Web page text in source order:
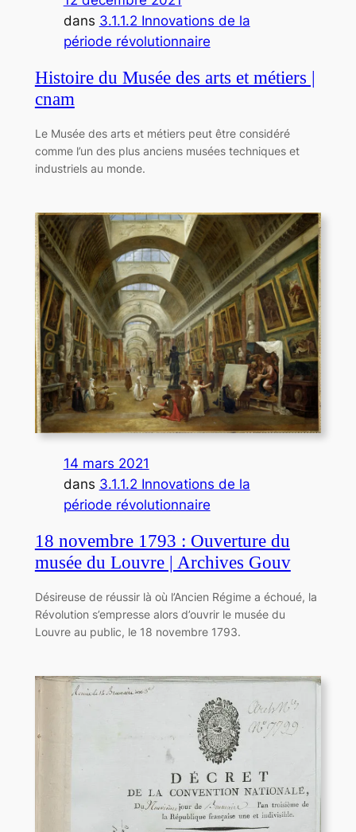
dans 3.1.1.2 Innovations de la
période révolutionnaire
Histoire du Musée des arts et métiers |
cnam
Le Musée des arts et métiers peut être considéré
comme l’un des plus anciens musées techniques et
industriels au monde.
14 mars 2021
dans 3.1.1.2 Innovations de la
période révolutionnaire
18 novembre 1793 : Ouverture du
musée du Louvre | Archives Gouv
Désireuse de réussir là où l’Ancien Régime a échoué, la
Révolution s’empresse alors d’ouvrir le musée du
Louvre au public, le 18 novembre 1793.